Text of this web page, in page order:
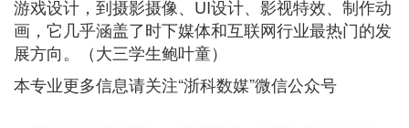
游戏设计，到摄影摄像、UI设计、影视特效、制作动
画，它几乎涵盖了时下媒体和互联网行业最热门的发
展方向。（大三学生鲍叶童）
本专业更多信息请关注“浙科数媒”微信公众号